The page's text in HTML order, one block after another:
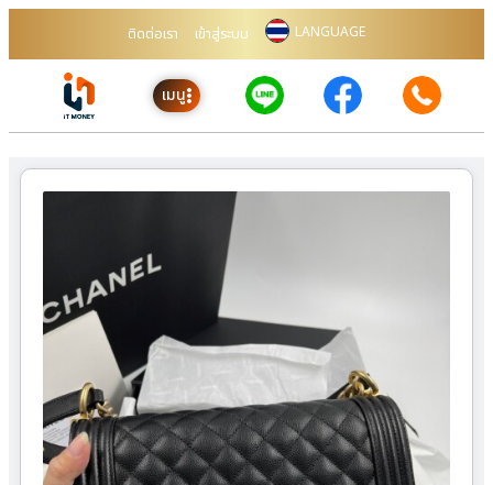
ติดต่อเรา เข้าสู่ระบบ LANGUAGE
เมนู